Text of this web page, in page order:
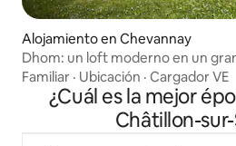
Alojamiento en Chevannay
Dhom: un loft moderno en un
Familiar · Ubicación · Cargador VE
¿Cuál es la mejor
Châtillon-